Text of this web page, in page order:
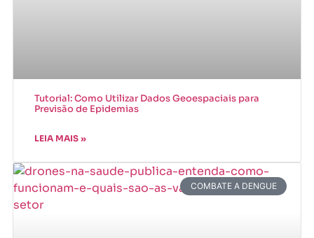
Tutorial: Como Utilizar Dados Geoespaciais para
Previsão de Epidemias
LEIA MAIS »
COMBATE A DENGUE